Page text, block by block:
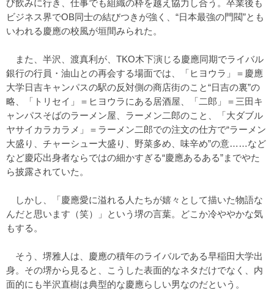
び飲みに行き、仕事でも組織の枠を越え協力し合う。卒業後も
ビジネス界でOB同士の結びつきが強く、“日本最強の門閥”とも
いわれる慶應の校風が垣間みられた。
また、半沢、渡真利が、TKO木下演じる慶應同期でライバル
銀行の行員・油山との再会する場面では、「ヒヨウラ」＝慶應
大学日吉キャンパスの駅の反対側の商店街のこと“日吉の裏”の
略、「トリセイ」＝ヒヨウラにある居酒屋、「二郎」＝三田キ
ャンパスそばのラーメン屋、ラーメン二郎のこと、「大ダブル
ヤサイカラカラメ」＝ラーメン二郎での注文の仕方で“ラーメン
大盛り、チャーシュー大盛り、野菜多め、味辛め”の意……など
など慶応出身者ならではの細かすぎる“慶應あるある”までやた
ら披露されていた。
しかし、「慶應愛に溢れる人たちが嬉々として描いた物語な
んだと思います（笑）」という堺の言葉。どこか冷ややかな気
もする。
そう、堺雅人は、慶應の積年のライバルである早稲田大学出
身。その堺から見ると、こうした表面的なネタだけでなく、内
面的にも半沢直樹は典型的な慶應らしい男なのだという。